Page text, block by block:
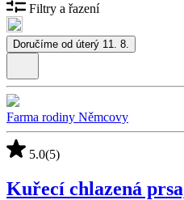
Filtry a řazení
Doručíme od úterý 11. 8.
Farma rodiny Němcovy
5.0(5)
Kuřecí chlazená